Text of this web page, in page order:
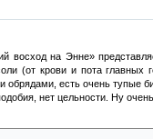
восход на Энне»
(от крови и пота
обрядами, есть очень
нет цельности. Ну